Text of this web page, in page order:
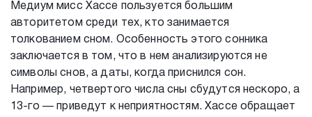
Медиум мисс Хассе пользуется большим
авторитетом среди тех, кто занимается
толкованием сном. Особенность этого сонника
заключается в том, что в нем анализируются не
символы снов, а даты, когда приснился сон.
Например, четвертого числа сны сбудутся нескоро, а
13-го — приведут к неприятностям. Хассе обращает